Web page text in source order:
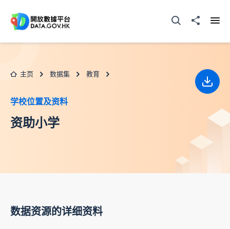
打开搜寻器分享至
主页 数据集 教育
学校位置及资料
资助小学
下载
数据资源的详细资料